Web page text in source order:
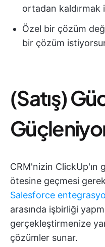
ortadan kaldırmak
Özel bir çözüm
bir çözüm
(Satış)
CRM'nizin ClickUp'ın
ötesine geçmesi
Salesforce
arasında işbirliği
gerçekleştirmenize
çözümler sunar.